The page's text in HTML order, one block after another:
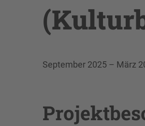
September 2025 – März